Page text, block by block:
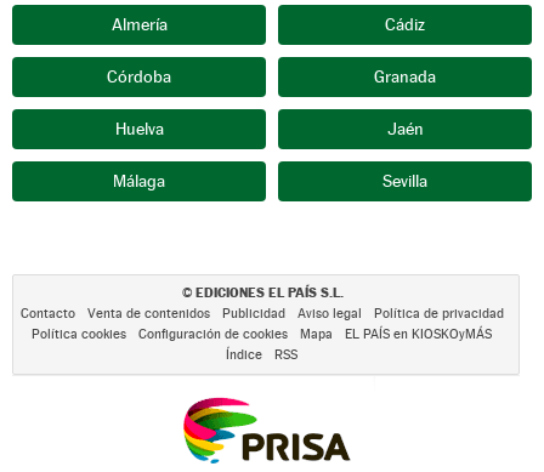
Almería Cádiz
Córdoba Granada
Huelva Jaén
Málaga Sevilla
© EDICIONES EL PAÍS S.L.
Contacto Venta de contenidos Publicidad Aviso legal
Política de privacidad
Política cookies
Configuración de cookies Mapa
EL PAÍS en KIOSKOyMÁS
Índice
RSS